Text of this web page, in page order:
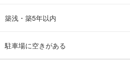
築浅・築5年以内
駐車場に空きがある